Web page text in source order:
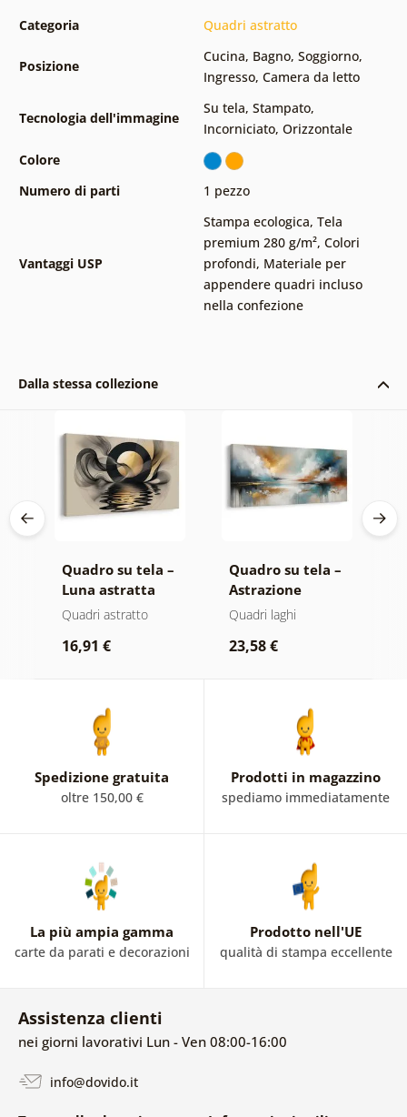
Categoria Quadri astratto
Posizione
Cucina, Bagno, Soggiorno,
Ingresso, Camera da letto
Tecnologia dell'immagine
Su tela, Stampato,
Incorniciato, Orizzontale
Colore
Numero di parti
1 pezzo
Vantaggi USP
Stampa ecologica, Tela
premium 280 g/m², Colori
profondi, Materiale per
appendere quadri incluso
nella confezione
Dalla stessa collezione
Quadro su tela –
Luna astratta
sull’acqua
Quadri astratto
16,91 €
Quadro su tela –
Astrazione
moderna con
Quadri laghi
23,58 €
Spedizione gratuita
oltre 150,00 €
Prodotti in magazzino
spediamo immediatamente
La più ampia gamma
carte da parati e decorazioni
Prodotto nell'UE
qualità di stampa eccellente
Assistenza clienti
nei giorni lavorativi Lun - Ven 08:00-16:00
info@dovido.it